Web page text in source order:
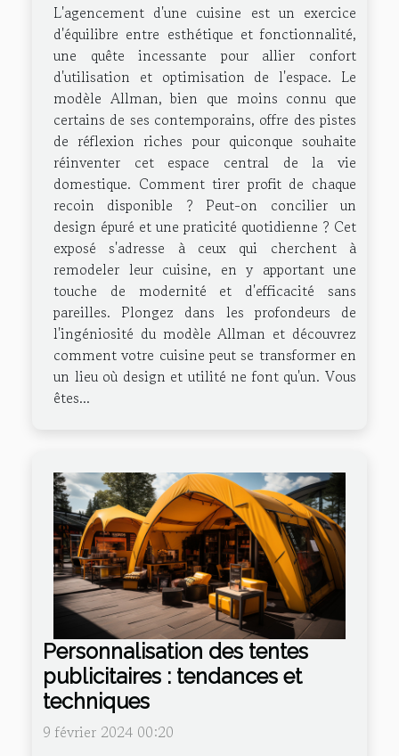
L'agencement d'une cuisine est un exercice
d'équilibre entre esthétique et fonctionnalité,
une quête incessante pour allier confort
d'utilisation et optimisation de l'espace. Le
modèle Allman, bien que moins connu que
certains de ses contemporains, offre des pistes
de réflexion riches pour quiconque souhaite
réinventer cet espace central de la vie
domestique. Comment tirer profit de chaque
recoin disponible ? Peut-on concilier un
design épuré et une praticité quotidienne ? Cet
exposé s'adresse à ceux qui cherchent à
remodeler leur cuisine, en y apportant une
touche de modernité et d'efficacité sans
pareilles. Plongez dans les profondeurs de
l'ingéniosité du modèle Allman et découvrez
comment votre cuisine peut se transformer en
un lieu où design et utilité ne font qu'un. Vous
êtes...
Personnalisation des tentes
publicitaires : tendances et
techniques
9 février 2024 00:20